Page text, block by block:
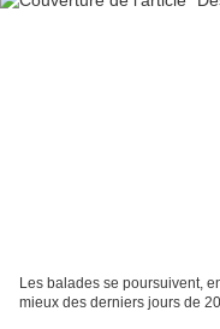
Les balades se poursuivent,
mieux des derniers jours de